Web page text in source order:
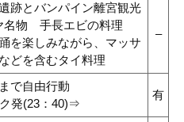
跡とバンパイン離宮観光
名物 手長エビの料理
を楽しみながら、マッサ
どを含むタイ料理
–
で自由行動
発(23：40)⇒
有